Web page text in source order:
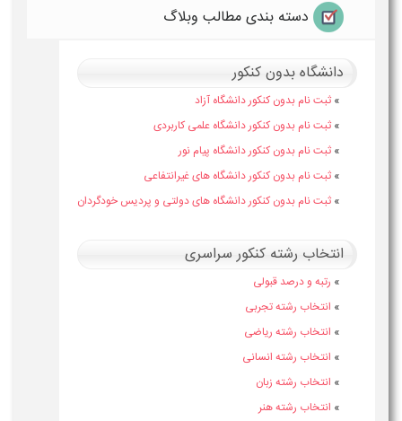
دسته بندی مطالب وبلاگ
دانشگاه بدون کنکور
» ثبت نام بدون کنکور دانشگاه آزاد
» ثبت نام بدون کنکور دانشگاه علمی کاربردی
» ثبت نام بدون کنکور دانشگاه پیام نور
» ثبت نام بدون کنکور دانشگاه های غیرانتفاعی
» ثبت نام بدون کنکور دانشگاه های دولتی و پردیس خودگردان
انتخاب رشته کنکور سراسری
» رتبه و درصد قبولی
» انتخاب رشته تجربی
» انتخاب رشته ریاضی
» انتخاب رشته انسانی
» انتخاب رشته زبان
» انتخاب رشته هنر